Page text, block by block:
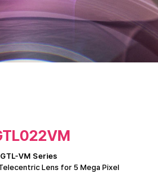
VM Series
Lens for 5 Mega Pixel